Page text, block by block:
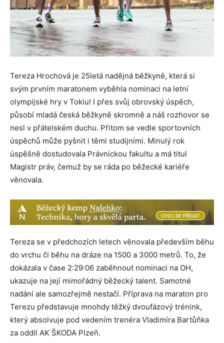
Tereza Hrochová je 25letá nadějná běžkyně, která si
svým prvním maratonem vyběhla nominaci na letní
olympijské hry v Tokiu! I přes svůj obrovský úspěch,
působí mladá česká běžkyně skromně a náš rozhovor se
nesl v přátelském duchu. Přitom se vedle sportovních
úspěchů může pyšnit i těmi studijními. Minulý rok
úspěšně dostudovala Právnickou fakultu a má titul
Magistr práv, čemuž by se ráda po běžecké kariéře
věnovala.
Tereza se v předchozích letech věnovala především běhu
do vrchu či běhu na dráze na 1500 a 3000 metrů. To, že
dokázala v čase 2:29:06 zaběhnout nominaci na OH,
ukazuje na její mimořádný běžecký talent. Samotné
nadání ale samozřejmě nestačí. Příprava na maraton pro
Terezu představuje mnohdy těžký dvoufázový trénink,
který absolvuje pod vedením trenéra Vladimíra Bartůňka
za oddíl AK ŠKODA Plzeň.